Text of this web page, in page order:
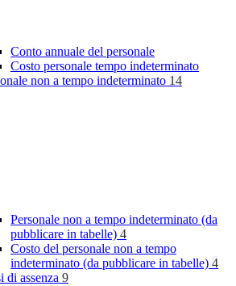
Conto annuale del personale
Costo personale tempo indeterminato
non a tempo indeterminato 14
Personale non a tempo indeterminato (da
pubblicare in tabelle) 4
Costo del personale non a tempo
indeterminato (da pubblicare in tabelle) 4
di assenza 9